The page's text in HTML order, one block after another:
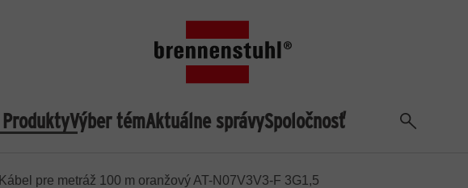
ProduktyVýber témAktuálne správySpoločnosť Vyhľadávanie
Kábel pre metráž 100 m oranžový AT-N07V3V3-F 3G1,5